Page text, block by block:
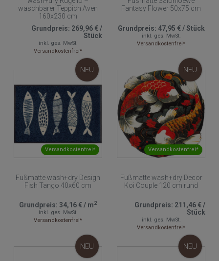
waschbarer Teppich Aven
160x230 cm
Grundpreis: 269,96 €/
Stück
inkl. ges. MwSt.
Versandkostenfrei*
Fantasy Flower 50x75 cm
Grundpreis: 47,95 €/Stück
inkl. ges. MwSt.
Versandkostenfrei*
Versandkostenfrei*
NEU
Fußmatte wash+dry Design
Fish Tango 40x60 cm
Grundpreis: 34,16 €/ m2
inkl. ges. MwSt.
Versandkostenfrei*
Versandkostenfrei*
NEU
Fußmatte wash+dry Decor
Koi Couple 120 cm rund
Grundpreis: 211,46 €/
Stück
inkl. ges. MwSt.
Versandkostenfrei*
NEU NEU